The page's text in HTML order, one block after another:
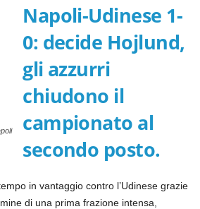
Napoli-Udinese 1-
0: decide Hojlund,
gli azzurri
chiudono il
campionato al
secondo posto.
in vantaggio contro l’Udinese grazie
di una prima frazione intensa,